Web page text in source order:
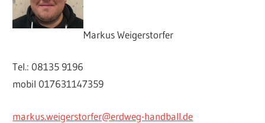
Markus Weigerstorfer
Tel.: 08135 9196
mobil 017631147359
markus.weigerstorfer@erdweg-handball.de